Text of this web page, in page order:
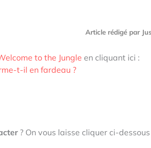
Article rédigé par
to the Jungle en cliquant ici :
t-il en fardeau ?
? On vous laisse cliquer ci-dessous